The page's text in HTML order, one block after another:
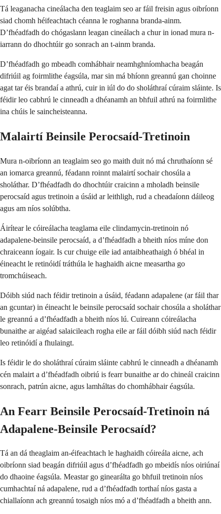
Tá leaganacha cineálacha den teaglaim seo ar fáil freisin agus oibríonn
siad chomh héifeachtach céanna le roghanna branda-ainm.
D’fhéadfadh do chógaslann leagan cineálach a chur in ionad mura n-
iarrann do dhochtúir go sonrach an t-ainm branda.
D’fhéadfadh go mbeadh comhábhair neamhghníomhacha beagán
difriúil ag foirmlithe éagsúla, mar sin má bhíonn greannú gan choinne
agat tar éis brandaí a athrú, cuir in iúl do do sholáthraí cúraim sláinte. Is
féidir leo cabhrú le cinneadh a dhéanamh an bhfuil athrú na foirmlithe
ina chúis le saincheisteanna.
Malairtí Beinsile Perocsaíd-Tretinoin
Mura n-oibríonn an teaglaim seo go maith duit nó má chruthaíonn sé
an iomarca greannú, féadann roinnt malairtí sochair chosúla a
sholáthar. D’fhéadfadh do dhochtúir craicinn a mholadh beinsile
perocsaíd agus tretinoin a úsáid ar leithligh, rud a cheadaíonn dáileog
agus am níos solúbtha.
Áirítear le cóireálacha teaglama eile clindamycin-tretinoin nó
adapalene-beinsile perocsaíd, a d’fhéadfadh a bheith níos míne don
chraiceann íogair. Is cur chuige eile iad antaibheathaigh ó bhéal in
éineacht le retinóidí tráthúla le haghaidh aicne measartha go
tromchúiseach.
Dóibh siúd nach féidir tretinoin a úsáid, féadann adapalene (ar fáil thar
an gcuntar) in éineacht le beinsile perocsaíd sochair chosúla a sholáthar
le greannú a d’fhéadfadh a bheith níos lú. Cuireann cóireálacha
bunaithe ar aigéad salaicileach rogha eile ar fáil dóibh siúd nach féidir
leo retinóidí a fhulaingt.
Is féidir le do sholáthraí cúraim sláinte cabhrú le cinneadh a dhéanamh
cén malairt a d’fhéadfadh oibriú is fearr bunaithe ar do chineál craicinn
sonrach, patrún aicne, agus lamháltas do chomhábhair éagsúla.
An Fearr Beinsile Perocsaíd-Tretinoin ná
Adapalene-Beinsile Perocsaíd?
Tá an dá theaglaim an-éifeachtach le haghaidh cóireála aicne, ach
oibríonn siad beagán difriúil agus d’fhéadfadh go mbeidís níos oiriúnaí
do dhaoine éagsúla. Meastar go ginearálta go bhfuil tretinoin níos
cumhachtaí ná adapalene, rud a d’fhéadfadh torthaí níos gasta a
chiallaíonn ach greannú tosaigh níos mó a d’fhéadfadh a bheith ann.